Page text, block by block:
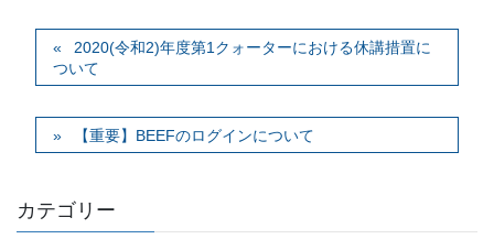
2020(令和2)年度第1クォーターにおける休講措置に
ついて
【重要】BEEFのログインについて
カテゴリー